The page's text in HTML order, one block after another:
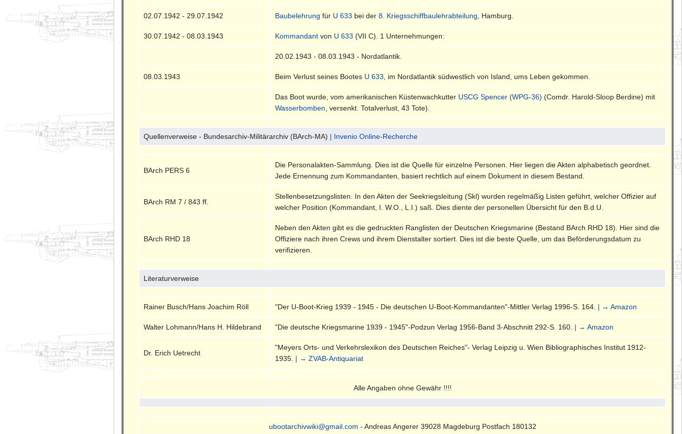
02.07.1942 - 29.07.1942 Baubelehrung für U 633 bei der8. Kriegsschiffbaulehrabteilung , Hamburg.
30.07.1942 - 08.03.1943 Kommandant von U 633 (VII C). 1 Unternehmungen:
20.02.1943 - 08.03.1943 - Nordatlantik.
08.03.1943 Beim Verlust seines Bootes U 633 , im Nordatlantik südwestlich von Island, ums Leben gekommen.
Das Boot wurde, vom amerikanischen Küstenwachkutter USCG Spencer (WPG-36) (Comdr. Harold-Sloop Berdine) mit
Wasserbomben , versenkt. Totalverlust, 43 Tote).
Quellenverweise - Bundesarchiv-Militärarchiv (BArch-MA) | Invenio Online-Recherche
BArch PERS 6
Die Personalakten-Sammlung. Dies ist die Quelle für einzelne Personen. Hier liegen die Akten alphabetisch geordnet.
Jede Ernennung zum Kommandanten, basiert rechtlich auf einem Dokument in diesem Bestand.
BArch RM 7 / 843 ff.
Stellenbesetzungslisten. In den Akten der Seekriegsleitung (Skl) wurden regelmäßig Listen geführt, welcher Offizier auf
welcher Position (Kommandant, I. W.O., L.I.) saß. Dies diente der personellen Übersicht für den B.d.U.
BArch RHD 18
Neben den Akten gibt es die gedruckten Ranglisten der Deutschen Kriegsmarine (Bestand BArch RHD 18). Hier sind die
Offiziere nach ihren Crews und ihrem Dienstalter sortiert. Dies ist die beste Quelle, um das Beförderungsdatum zu
verifizieren.
Literaturverweise
Rainer Busch/Hans Joachim Röll "Der U-Boot-Krieg 1939 - 1945 - Die deutschen U-Boot-Kommandanten"-Mittler Verlag 1996-S. 164. | → Amazon
Walter Lohmann/Hans H. Hildebrand "Die deutsche Kriegsmarine 1939 - 1945"-Podzun Verlag 1956-Band 3-Abschnitt 292-S. 160. | → Amazon
Dr. Erich Uetrecht
"Meyers Orts- und Verkehrslexikon des Deutschen Reiches"- Verlag Leipzig u. Wien Bibliographisches Institut 1912-
1935. | → ZVAB-Antiquariat
Alle Angaben ohne Gewähr !!!!
ubootarchivwiki@gmail.com - Andreas Angerer 39028 Magdeburg Postfach 180132